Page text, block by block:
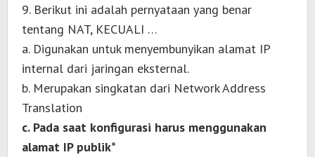
9. Berikut ini adalah pernyataan yang benar
tentang NAT, KECUALI …
a. Digunakan untuk menyembunyikan alamat IP
internal dari jaringan eksternal.
b. Merupakan singkatan dari Network Address
Translation
c. Pada saat konfigurasi harus menggunakan
alamat IP publik*